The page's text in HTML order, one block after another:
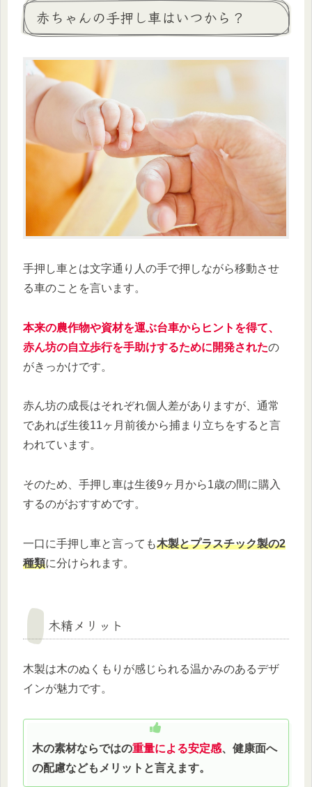
赤ちゃんの手押し車はいつから？
手押し車とは文字通り人の手で押しながら移動させ
る車のことを言います。
本来の農作物や資材を運ぶ台車からヒントを得て、
赤ん坊の自立歩行を手助けするために開発されたの
がきっかけです。
赤ん坊の成長はそれぞれ個人差がありますが、通常
であれば生後11ヶ月前後から捕まり立ちをすると言
われています。
そのため、手押し車は生後9ヶ月から1歳の間に購入
するのがおすすめです。
一口に手押し車と言っても木製とプラスチック製の2
種類に分けられます。
木精メリット
木製は木のぬくもりが感じられる温かみのあるデザ
インが魅力です。
木の素材ならではの重量による安定感、健康面へ
の配慮などもメリットと言えます。